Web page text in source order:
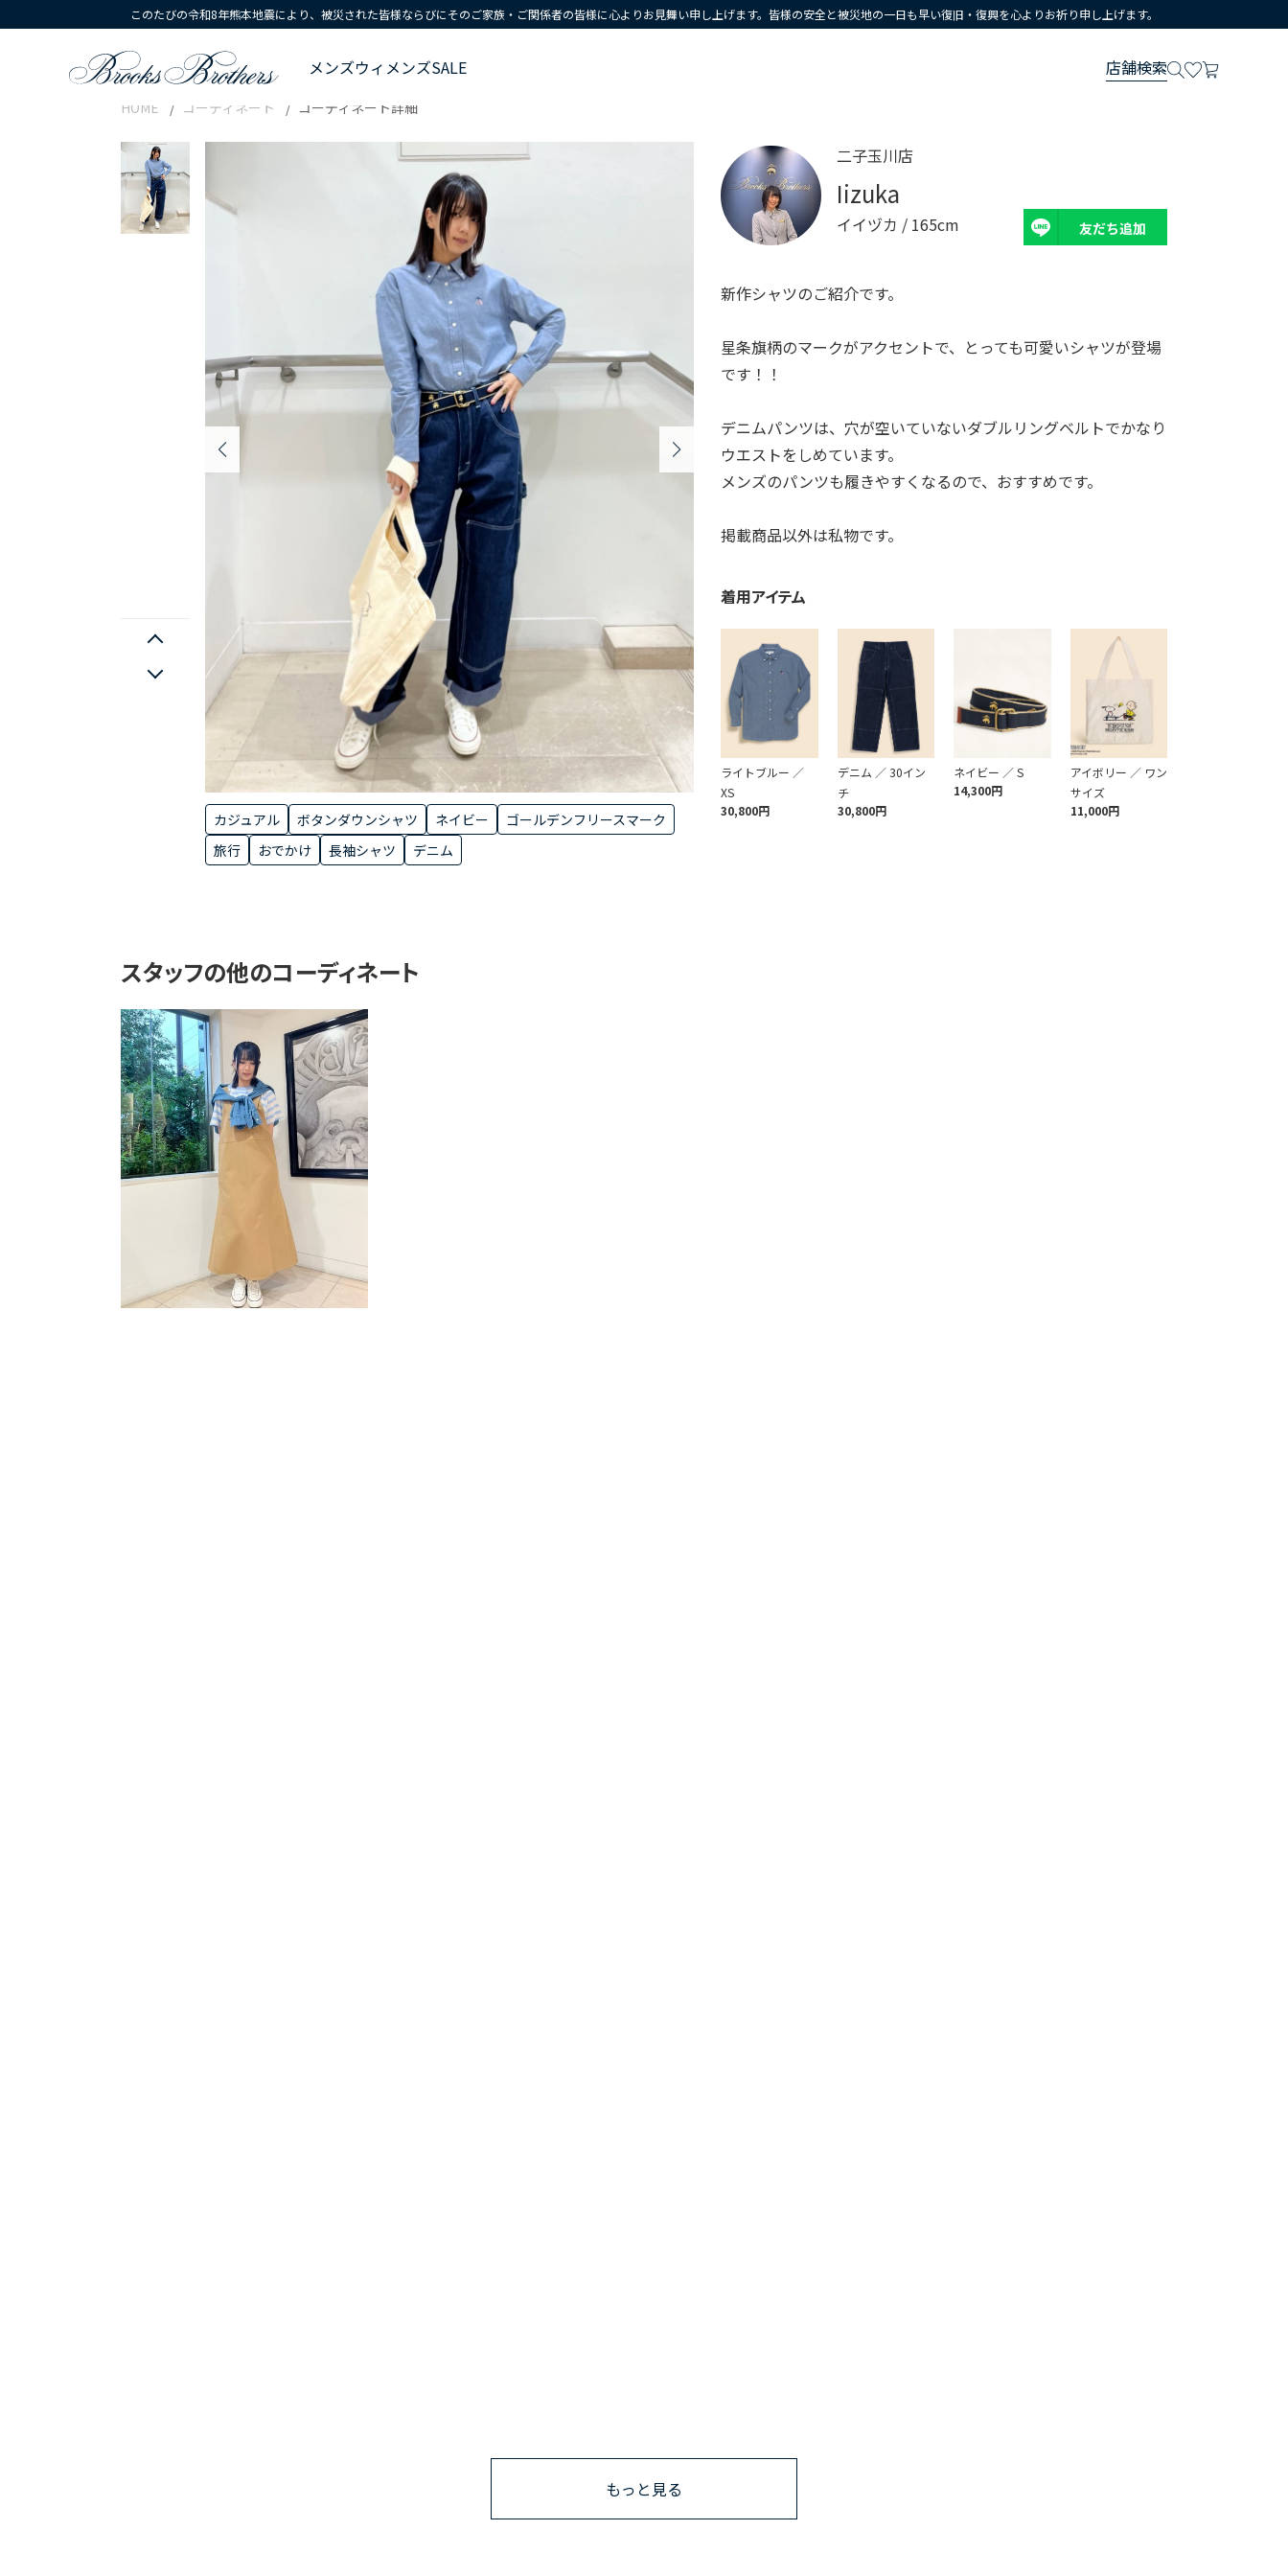
このたびの令和8年熊本地震により、被災された皆様ならびにそのご家族・ご関係者の皆様に心よりお見舞い申し上げます。皆様の安全と被災地の一日も早い復旧・復興を心よりお祈り申し上げます。
メンズウィメンズSALE 店舗検索
HOME コーディネート コーディネート詳細
カジュアル ボタンダウンシャツ ネイビー
ゴールデンフリースマーク
旅行
おでかけ 長袖シャツ デニム
二子玉川店
Iizuka
イイヅカ / 165cm 友だち追加
新作シャツのご紹介です。
星条旗柄のマークがアクセントで、とっても可愛いシャツが登場
です！！
デニムパンツは、穴が空いていないダブルリングベルトでかなり
ウエストをしめています。
メンズのパンツも履きやすくなるので、おすすめです。
掲載商品以外は私物です。
着用アイテム
ライトブルー ／
XS
30,800円
デニム ／ 30イン
チ
30,800円
ネイビー ／ S
14,300円
アイボリー ／ ワン
サイズ
11,000円
スタッフの他のコーディネート
もっと見る